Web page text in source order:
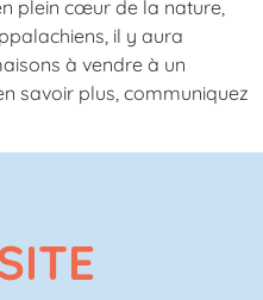
plein cœur de la nature,
il y aura
à vendre à un
savoir plus, communiquez